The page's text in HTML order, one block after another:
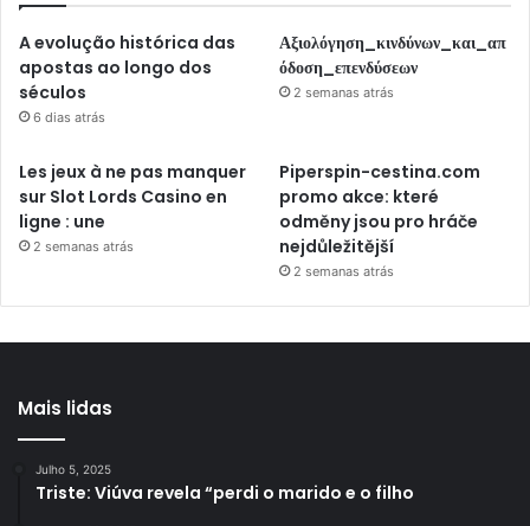
A evolução histórica das
apostas ao longo dos
séculos
6 dias atrás
Αξιολόγηση_κινδύνων_και_απ
όδοση_επενδύσεων
2 semanas atrás
Les jeux à ne pas manquer
sur Slot Lords Casino en
ligne : une
2 semanas atrás
Piperspin-cestina.com
promo akce: které
odměny jsou pro hráče
nejdůležitější
2 semanas atrás
Mais lidas
Julho 5, 2025
Triste: Viúva revela “perdi o marido e o filho